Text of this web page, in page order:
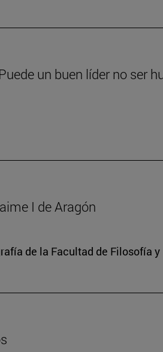
un buen líder no ser
I de Aragón
de la Facultad de Filosofía